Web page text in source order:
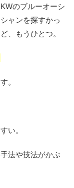
のブルーオーシ
ャンを探すかっ
、もうひとつ。
。
い。
法や技法がかぶ